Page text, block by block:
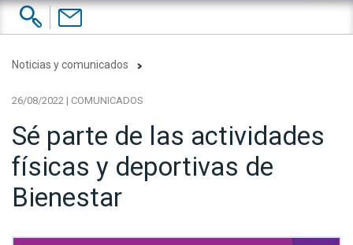
Buscar:
Contáctenos
Noticias y comunicados
26/08/2022 | COMUNICADOS
Sé parte de las actividades
físicas y deportivas de
Bienestar